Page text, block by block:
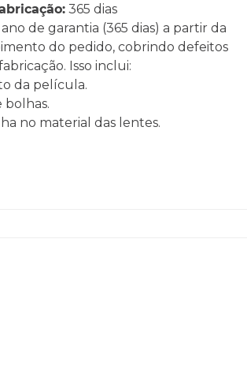
365 dias
de garantia (365 dias) a partir da
do pedido, cobrindo defeitos
Isso inclui:
da película.
bolhas.
no material das lentes.